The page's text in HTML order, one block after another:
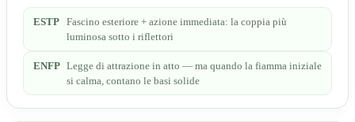
ESTP Fascino esteriore + azione immediata: la coppia più
luminosa sotto i riflettori
ENFP Legge di attrazione in atto — ma quando la fiamma iniziale
si calma, contano le basi solide